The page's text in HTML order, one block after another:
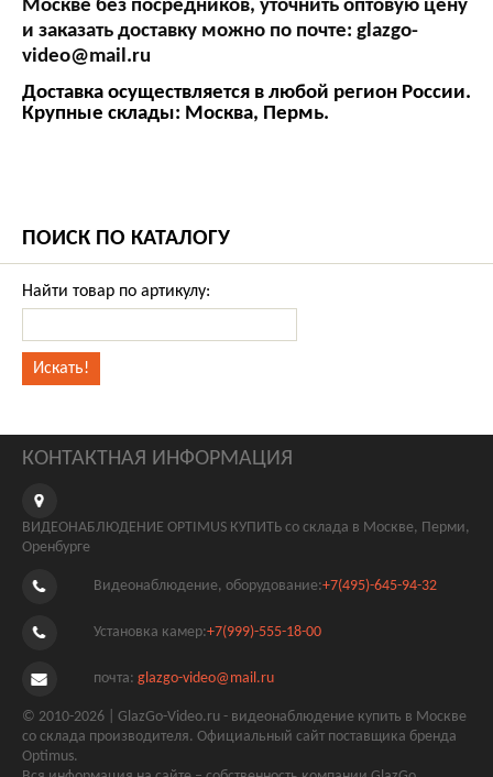
Москве без посредников, уточнить оптовую цену
и заказать доставку можно по почте: glazgo-
video@mail.ru
Доставка осуществляется в любой регион России.
Крупные склады: Москва, Пермь.
ПОИСК ПО КАТАЛОГУ
Найти товар по артикулу:
КОНТАКТНАЯ ИНФОРМАЦИЯ
ВИДЕОНАБЛЮДЕНИЕ OPTIMUS КУПИТЬ со склада в Москве, Перми,
Оренбурге
Видеонаблюдение, оборудование:+7(495)-645-94-32
Установка камер:+7(999)-555-18-00
почта: glazgo-video@mail.ru
© 2010-2026 | GlazGo-Video.ru - видеонаблюдение купить в Москве
со склада производителя. Официальный сайт поставщика бренда
Optimus.